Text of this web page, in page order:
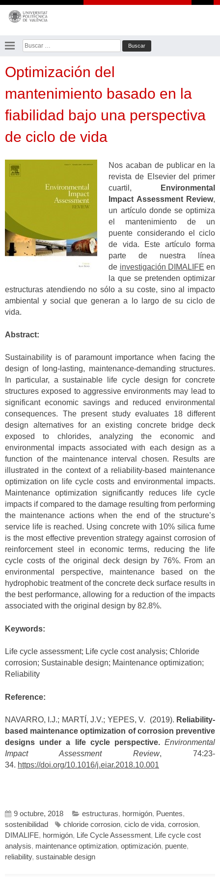
Saltar
contenido
Buscar:
Optimización del
mantenimiento basado en la
fiabilidad bajo una perspectiva
de ciclo de vida
Nos acaban de publicar en la
revista de Elsevier del primer
cuartil,
Environmental
Impact Assessment Review,
un artículo donde se optimiza
el mantenimiento de un
puente considerando el ciclo
de vida. Este artículo forma
parte de nuestra línea
de investigación DIMALIFE en
la que se pretenden optimizar
estructuras atendiendo no sólo a su coste, sino al impacto
ambiental y social que generan a lo largo de su ciclo de
vida.
Abstract:
Sustainability is of paramount importance when facing the
design of long-lasting, maintenance-demanding structures.
In particular, a sustainable life cycle design for concrete
structures exposed to aggressive environments may lead to
significant economic savings and reduced environmental
consequences. The present study evaluates 18 different
design alternatives for an existing concrete bridge deck
exposed to chlorides, analyzing the economic and
environmental impacts associated with each design as a
function of the maintenance interval chosen. Results are
illustrated in the context of a reliability-based maintenance
optimization on life cycle costs and environmental impacts.
Maintenance optimization significantly reduces life cycle
impacts if compared to the damage resulting from performing
the maintenance actions when the end of the structure’s
service life is reached. Using concrete with 10% silica fume
is the most effective prevention strategy against corrosion of
reinforcement steel in economic terms, reducing the life
cycle costs of the original deck design by 76%. From an
environmental perspective, maintenance based on the
hydrophobic treatment of the concrete deck surface results in
the best performance, allowing for a reduction of the impacts
associated with the original design by 82.8%.
Keywords:
Life cycle assessment; Life cycle cost analysis; Chloride
corrosion; Sustainable design; Maintenance optimization;
Reliability
Reference:
NAVARRO, I.J.; MARTÍ, J.V.; YEPES, V. (2019). Reliability-
based maintenance optimization of corrosion preventive
designs under a life cycle perspective. Environmental
Impact Assessment Review, 74:23-
34. https://doi.org/10.1016/j.eiar.2018.10.001
9 octubre, 2018 estructuras, hormigón, Puentes,
sostenibilidad
chloride corrosion, ciclo de vida, corrosion,
DIMALIFE, hormigón, Life Cycle Assessment, Life cycle cost
analysis, maintenance optimization, optimización, puente,
reliability, sustainable design